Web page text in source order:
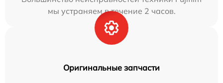
мы устраняем в течение 2 часов.
Оригинальные запчасти